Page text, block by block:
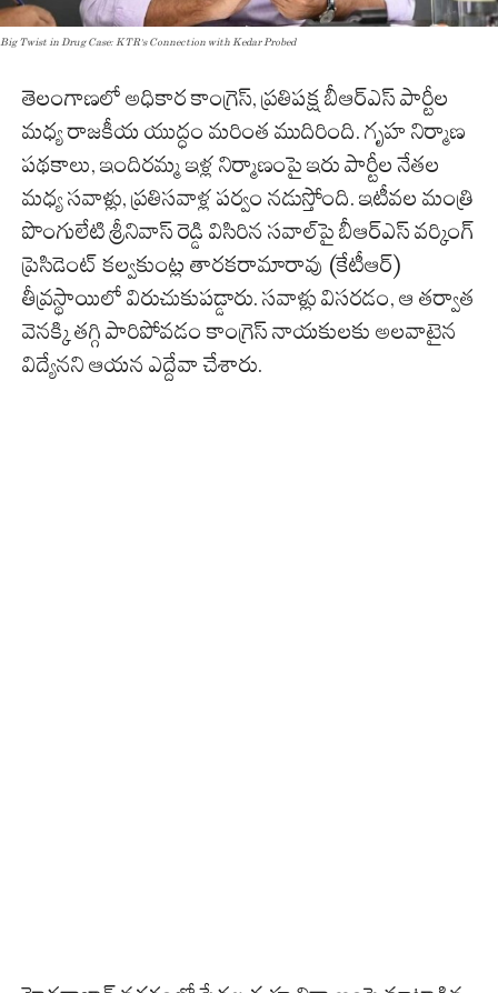
Big Twist in Drug Case: KTR’s Connection with Kedar Probed
తెలంగాణలో అధికార కాంగ్రెస్, ప్రతిపక్ష బీఆర్ఎస్ పార్టీల
మధ్య రాజకీయ యుద్ధం మరింత ముదిరింది. గృహ నిర్మాణ
పథకాలు, ఇందిరమ్మ ఇళ్ల నిర్మాణంపై ఇరు పార్టీల నేతల
మధ్య సవాళ్లు, ప్రతిసవాళ్ల పర్వం నడుస్తోంది. ఇటీవల మంత్రి
పొంగులేటి శ్రీనివాస్ రెడ్డి విసిరిన సవాల్‌పై బీఆర్ఎస్ వర్కింగ్
ప్రెసిడెంట్ కల్వకుంట్ల తారకరామారావు (కేటీఆర్)
తీవ్రస్థాయిలో విరుచుకుపడ్డారు. సవాళ్లు విసరడం, ఆ తర్వాత
వెనక్కి తగ్గి పారిపోవడం కాంగ్రెస్ నాయకులకు అలవాటైన
విద్యేనని ఆయన ఎద్దేవా చేశారు.